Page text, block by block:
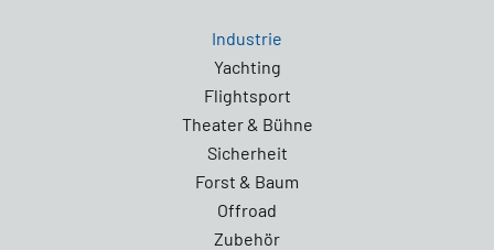
Industrie
Yachting
Flightsport
Theater & Bühne
Sicherheit
Forst & Baum
Offroad
Zubehör